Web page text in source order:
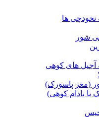
ها
شور
آجیل های کوهی
(مغز پاسورک)
یا بادام کوهی)
خیس